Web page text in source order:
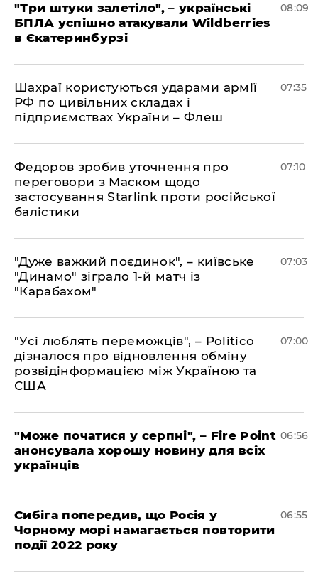
"Три штуки залетіло", – українські
БПЛА успішно атакували Wildberries
в Єкатеринбурзі
08:09
Шахраї користуються ударами армії
РФ по цивільних складах і
підприємствах України – Флеш
07:35
Федоров зробив уточнення про
переговори з Маском щодо
застосування Starlink проти російської
балістики
07:10
"Дуже важкий поєдинок", – київське
"Динамо" зіграло 1-й матч із
"Карабахом"
07:03
"Усі люблять переможців", – Politico
дізналося про відновлення обміну
розвідінформацією між Україною та
США
07:00
"Може початися у серпні", – Fire Point
анонсувала хорошу новину для всіх
українців
06:56
Сибіга попередив, що Росія у
Чорному морі намагається повторити
події 2022 року
06:55